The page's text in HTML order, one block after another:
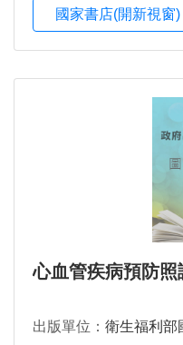
國家書店(開新視窗)
心血管疾病預防照
出版單位： 衛生福利部